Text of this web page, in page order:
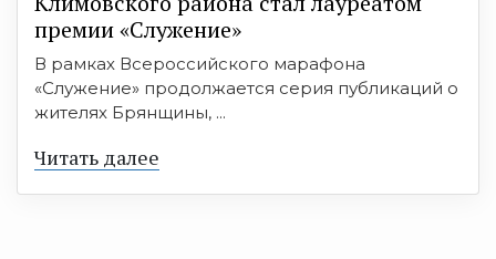
премии «Служение»
В рамках Всероссийского марафона
«Служение» продолжается серия публикаций о
жителях Брянщины, ...
Читать далее